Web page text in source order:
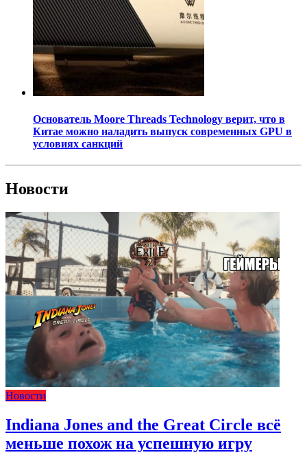
Основатель Moore Threads Technology верит, что в
Китае можно наладить выпуск современных GPU в
условиях санкций
Новости
Новости
Indiana Jones and the Great Circle всё
меньше похож на успешную игру